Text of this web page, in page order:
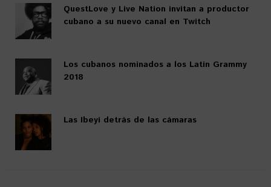
QuestLove y Live Nation invitan a productor
cubano a su nuevo canal en Twitch
Los cubanos nominados a los Latin Grammy
2018
Las Ibeyi detrás de las cámaras